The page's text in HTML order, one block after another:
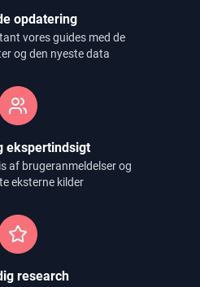
opdatering
vores guides med de
og den nyeste data
ekspertindsigt
af brugeranmeldelser og
eksterne kilder
research